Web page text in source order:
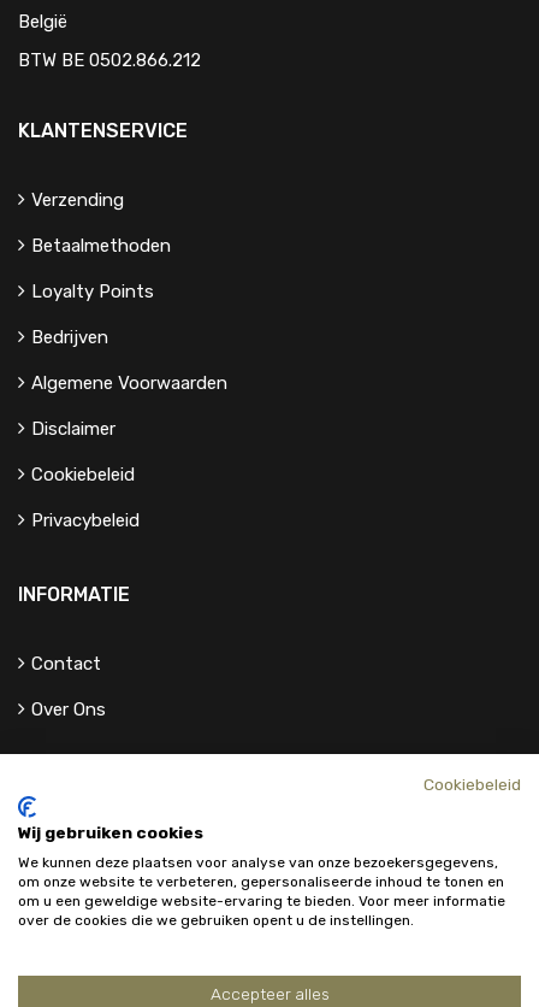
België
BTW BE 0502.866.212
KLANTENSERVICE
Verzending
Betaalmethoden
Loyalty Points
Bedrijven
Algemene Voorwaarden
Disclaimer
Cookiebeleid
Privacybeleid
INFORMATIE
Contact
Over Ons
Cookiebeleid
Wij gebruiken cookies
We kunnen deze plaatsen voor analyse van onze bezoekersgegevens,
om onze website te verbeteren, gepersonaliseerde inhoud te tonen en
om u een geweldige website-ervaring te bieden. Voor meer informatie
over de cookies die we gebruiken opent u de instellingen.
Accepteer alles